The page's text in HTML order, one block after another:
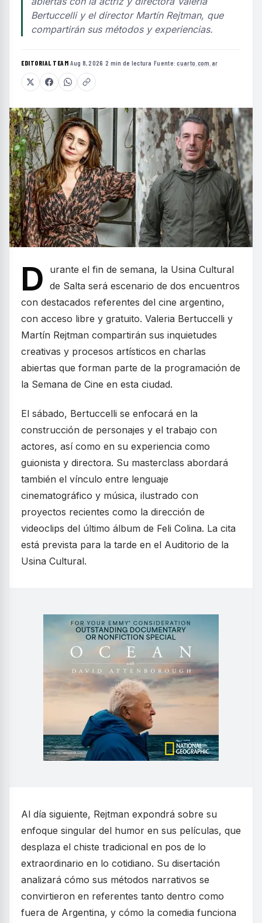
Bertuccelli y el director Martín Rejtman, que
compartirán sus métodos y experiencias.
EDITORIAL TEAM·Aug 8, 2026 ·2 min de lectura ·Fuente:cuarto.com.ar
D
urante el fin de semana, la Usina Cultural
de Salta será escenario de dos encuentros
con destacados referentes del cine argentino,
con acceso libre y gratuito. Valeria Bertuccelli y
Martín Rejtman compartirán sus inquietudes
creativas y procesos artísticos en charlas
abiertas que forman parte de la programación de
la Semana de Cine en esta ciudad.
El sábado, Bertuccelli se enfocará en la
construcción de personajes y el trabajo con
actores, así como en su experiencia como
guionista y directora. Su masterclass abordará
también el vínculo entre lenguaje
cinematográfico y música, ilustrado con
proyectos recientes como la dirección de
videoclips del último álbum de Feli Colina. La cita
está prevista para la tarde en el Auditorio de la
Usina Cultural.
Al día siguiente, Rejtman expondrá sobre su
enfoque singular del humor en sus películas, que
desplaza el chiste tradicional en pos de lo
extraordinario en lo cotidiano. Su disertación
analizará cómo sus métodos narrativos se
convirtieron en referentes tanto dentro como
fuera de Argentina, y cómo la comedia funciona